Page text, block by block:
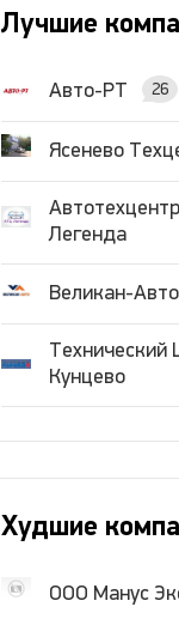
Лучшие
Авто-РТ 26
Ясенево
Автотехцентр
Легенда
Великан-Авто
Технический
Кунцево
Худшие
ООО Манус